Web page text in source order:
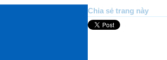
Chia sẻ trang này